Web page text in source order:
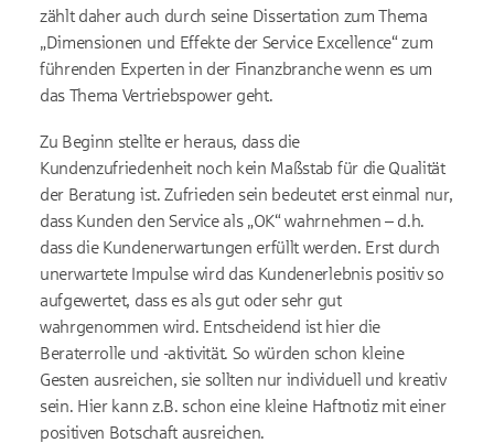
zählt daher auch durch seine Dissertation zum Thema
„Dimensionen und Effekte der Service Excellence“ zum
führenden Experten in der Finanzbranche wenn es um
das Thema Vertriebspower geht.
Zu Beginn stellte er heraus, dass die
Kundenzufriedenheit noch kein Maßstab für die Qualität
der Beratung ist. Zufrieden sein bedeutet erst einmal nur,
dass Kunden den Service als „OK“ wahrnehmen – d.h.
dass die Kundenerwartungen erfüllt werden. Erst durch
unerwartete Impulse wird das Kundenerlebnis positiv so
aufgewertet, dass es als gut oder sehr gut
wahrgenommen wird. Entscheidend ist hier die
Beraterrolle und -aktivität. So würden schon kleine
Gesten ausreichen, sie sollten nur individuell und kreativ
sein. Hier kann z.B. schon eine kleine Haftnotiz mit einer
positiven Botschaft ausreichen.